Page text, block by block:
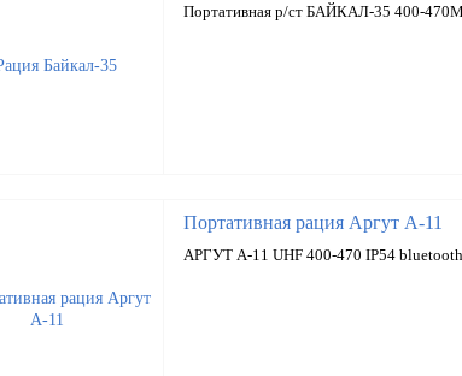
Портативная р/ст БАЙКАЛ-35 400-
Портативная рация Аргут А-11
АРГУТ А-11 UHF 400-470 IP54 bluetooth